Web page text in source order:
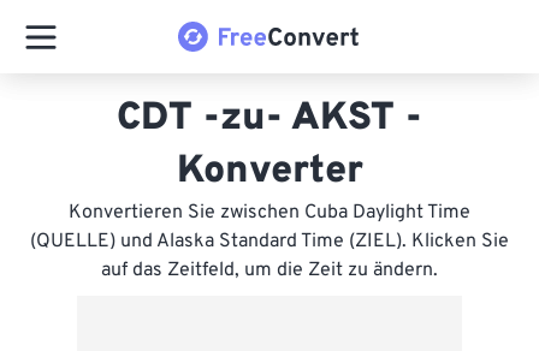
CDT -zu- AKST -
Konverter
Konvertieren Sie zwischen Cuba Daylight Time
(QUELLE) und Alaska Standard Time (ZIEL). Klicken Sie
auf das Zeitfeld, um die Zeit zu ändern.